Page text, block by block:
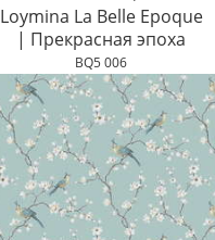
Loymina La Belle Epoque
| Прекрасная эпоха
BQ5 006